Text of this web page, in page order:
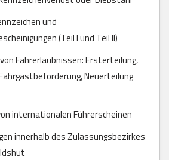
und
(Teil I und Teil II)
Fahrerlaubnissen: Ersterteilung,
Neuerteilung
internationalen Führerscheinen
innerhalb des Zulassungsbezirkes